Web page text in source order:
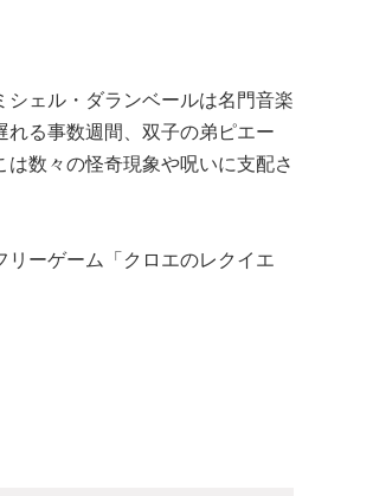
ェル・ダランベールは名門音楽
る事数週間、双子の弟ピエー
数々の怪奇現象や呪いに支配さ
ーゲーム「クロエのレクイエ